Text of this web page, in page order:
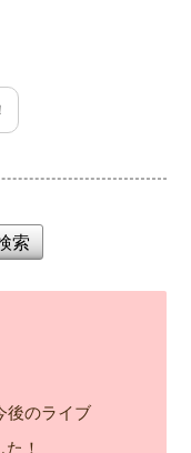
索
後のライブ
！